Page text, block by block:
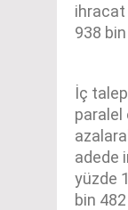
ihracat
938
İç
paralel
adede
yüzde
bin